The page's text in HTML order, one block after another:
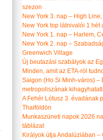
szezon
New York 3. nap – High
New York top látnivalói 1 hét
New York 1. nap – Harlem,
New York 2. nap –
Greenwich Village
Új beutazási szabályok az
Minden, amit az ETA-ról
Saigon (Ho Si Minh-város) –
metropoliszának
A Fehér Lótusz 3. évadának
Thaiföldön
Munkaszüneti napok 2026
táblázat
Királyok útja Andalúziában